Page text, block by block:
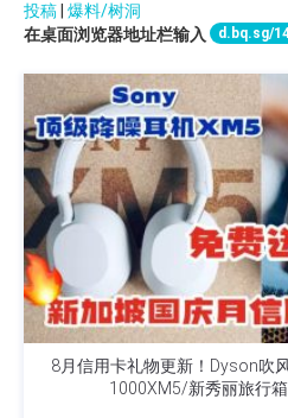
投稿 爆料/树洞
在桌面浏览器地址栏输入
d.bq.sg/
8月信用卡礼物更新！Dyson吹
1000XM5/新秀丽旅行